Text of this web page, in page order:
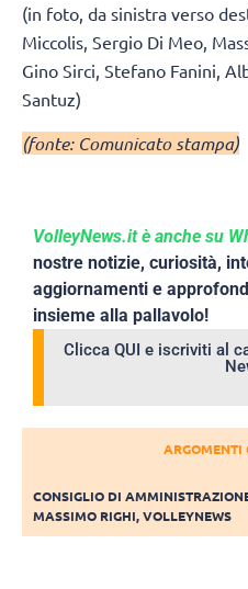
(in foto, da sinistra verso
Miccolis, Sergio Di Meo,
Gino Sirci, Stefano Fanini,
Santuz)
(fonte: Comunicato stampa)
VolleyNews.it è anche su
nostre notizie, curiosità,
aggiornamenti e
insieme alla pallavolo!
Clicca QUI e iscriviti al
ARGOMENTI
CONSIGLIO DI
MASSIMO RIGHI,VOLLEYNEWS